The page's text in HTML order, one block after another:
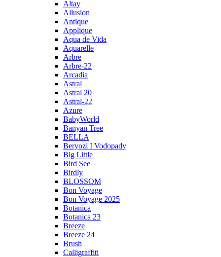
Altay
Allusion
Antique
Applique
Aqua de Vida
Aquarelle
Arbre
Arbre-22
Arcadia
Astral
Astral 20
Astral-22
Azure
BabyWorld
Banyan Tree
BELLA
Beryozi I Vodopady
Big Little
Bird See
Birdly
BLOSSOM
Bon Voyage
Bon Voyage 2025
Botanica
Botanica 23
Breeze
Breeze 24
Brush
Calligraffiti